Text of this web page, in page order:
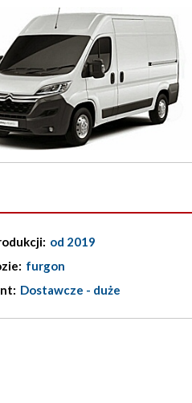
od 2019
furgon
Dostawcze - duże